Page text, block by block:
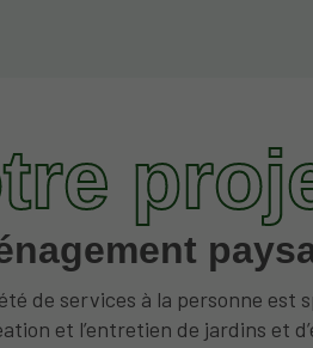
de services à la personne est
et l’entretien de jardins et